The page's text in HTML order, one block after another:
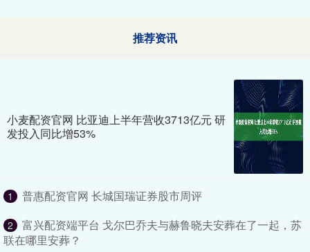
推荐资讯
小麦配资官网 比亚迪上半年营收3713亿元 研
发投入同比增53%
1 普惠配资官网 长城国瑞证券股市周评
2
富兴配资端平台 戈尔巴乔夫与赫鲁晓夫安葬在了一起，苏
联在哪里安葬？